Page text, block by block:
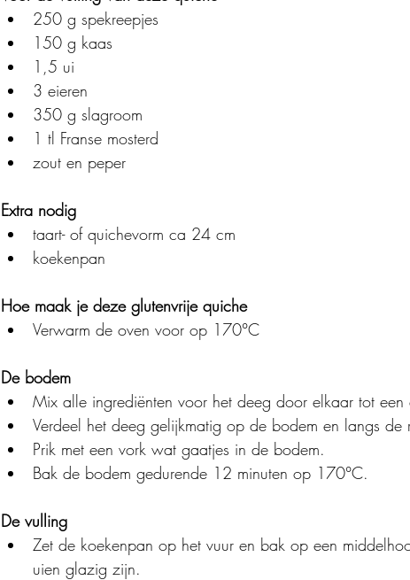
250 g spekreepjes
150 g kaas
1,5 ui
3 eieren
350 g slagroom
1 tl Franse mosterd
zout en peper
Extra nodig
taart- of quichevorm ca 24 cm
koekenpan
Hoe maak je deze glutenvrije quiche
Verwarm de oven voor op 170°C
De bodem
Mix alle ingrediënten voor het deeg door elkaar tot
Verdeel het deeg gelijkmatig op de bodem en langs de
Prik met een vork wat gaatjes in de bodem.
Bak de bodem gedurende 12 minuten op 170°C.
De vulling
Zet de koekenpan op het vuur en bak op een
uien glazig zijn.